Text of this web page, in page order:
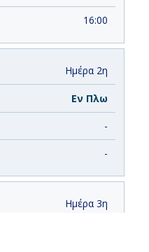
16:00
Ημέρα 2η
Εν Πλω
-
-
Ημέρα 3η